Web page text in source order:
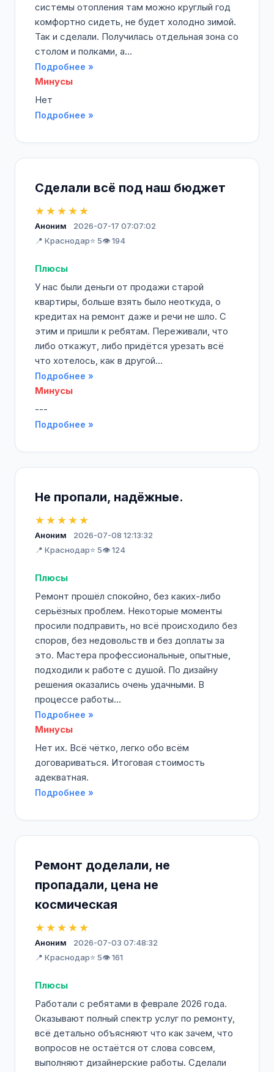
системы отопления там можно круглый год
комфортно сидеть, не будет холодно зимой.
Так и сделали. Получилась отдельная зона со
столом и полками, а...
Подробнее »
Минусы
Нет
Подробнее »
Сделали всё под наш бюджет
★★★★★
Аноним
2026-07-17 07:07:02
📍 Краснодар⭐ 5👁️ 194
Плюсы
У нас были деньги от продажи старой
квартиры, больше взять было неоткуда, о
кредитах на ремонт даже и речи не шло. С
этим и пришли к ребятам. Переживали, что
либо откажут, либо придётся урезать всё
что хотелось, как в другой...
Подробнее »
Минусы
---
Подробнее »
Не пропали, надёжные.
★★★★★
Аноним
2026-07-08 12:13:32
📍 Краснодар⭐ 5👁️ 124
Плюсы
Ремонт прошёл спокойно, без каких-либо
серьёзных проблем. Некоторые моменты
просили подправить, но всё происходило без
споров, без недовольств и без доплаты за
это. Мастера профессиональные, опытные,
подходили к работе с душой. По дизайну
решения оказались очень удачными. В
процессе работы...
Подробнее »
Минусы
Нет их. Всё чётко, легко обо всём
договариваться. Итоговая стоимость
адекватная.
Подробнее »
Ремонт доделали, не
пропадали, цена не
космическая
★★★★★
Аноним
2026-07-03 07:48:32
📍 Краснодар⭐ 5👁️ 161
Плюсы
Работали с ребятами в феврале 2026 года.
Оказывают полный спектр услуг по ремонту,
всё детально объясняют что как зачем, что
вопросов не остаётся от слова совсем,
выполняют дизайнерские работы. Сделали